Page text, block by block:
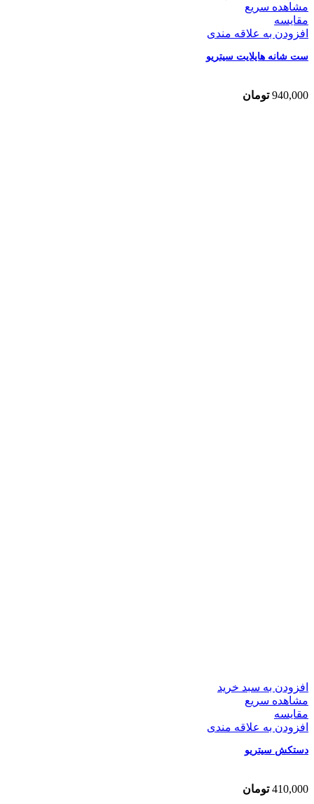
مشاهده سریع
مقایسه
افزودن به علاقه مندی
ست شانه هایلایت سیتریو
940,000 تومان
افزودن به سبد خرید
مشاهده سریع
مقایسه
افزودن به علاقه مندی
دستکش سیتریو
410,000 تومان